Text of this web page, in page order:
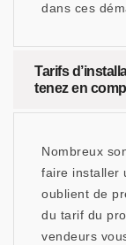
dans ces
Tarifs
tenez en
Nombreux
faire installer
oublient de
du tarif du
vendeurs